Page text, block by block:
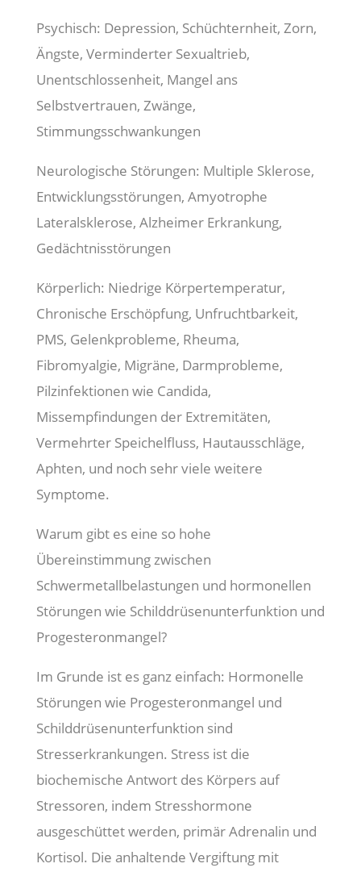
Psychisch: Depression, Schüchternheit, Zorn,
Ängste, Verminderter Sexualtrieb,
Unentschlossenheit, Mangel ans
Selbstvertrauen, Zwänge,
Stimmungsschwankungen
Neurologische Störungen: Multiple Sklerose,
Entwicklungsstörungen, Amyotrophe
Lateralsklerose, Alzheimer Erkrankung,
Gedächtnisstörungen
Körperlich: Niedrige Körpertemperatur,
Chronische Erschöpfung, Unfruchtbarkeit,
PMS, Gelenkprobleme, Rheuma,
Fibromyalgie, Migräne, Darmprobleme,
Pilzinfektionen wie Candida,
Missempfindungen der Extremitäten,
Vermehrter Speichelfluss, Hautausschläge,
Aphten, und noch sehr viele weitere
Symptome.
Warum gibt es eine so hohe
Übereinstimmung zwischen
Schwermetallbelastungen und hormonellen
Störungen wie Schilddrüsenunterfunktion und
Progesteronmangel?
Im Grunde ist es ganz einfach: Hormonelle
Störungen wie Progesteronmangel und
Schilddrüsenunterfunktion sind
Stresserkrankungen. Stress ist die
biochemische Antwort des Körpers auf
Stressoren, indem Stresshormone
ausgeschüttet werden, primär Adrenalin und
Kortisol. Die anhaltende Vergiftung mit